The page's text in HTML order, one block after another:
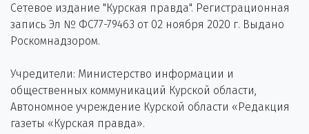
Сетевое издание "Курская правда". Регистрационная
запись Эл № ФС77-79463 от 02 ноября 2020 г. Выдано
Роскомнадзором.
Учредители: Министерство информации и
общественных коммуникаций Курской области,
Автономное учреждение Курской области «Редакция
газеты «Курская правда».